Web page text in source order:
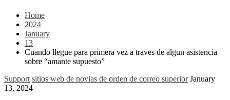
Home
2024
January
13
Cuando llegue para primera vez a traves de algun asistencia
sobre “amante supuesto”
Support sitios web de novias de orden de correo superior January
13, 2024